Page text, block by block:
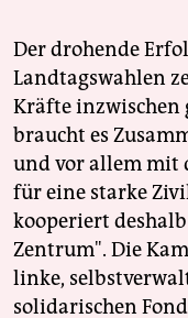
Der drohende
Landtagswahlen
Kräfte inzwischen
braucht es
und vor allem mit
für eine starke
kooperiert
Zentrum". Die
linke,
solidarischen